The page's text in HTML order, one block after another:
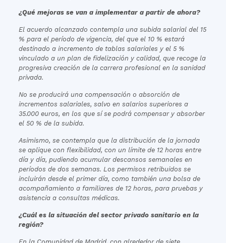
¿Qué mejoras se van a implementar a partir de ahora?
El acuerdo alcanzado contempla una subida salarial del 15
% para el período de vigencia, del que el 10 % estará
destinado a incremento de tablas salariales y el 5 %
vinculado a un plan de fidelización y calidad, que recoge la
progresiva creación de la carrera profesional en la sanidad
privada.
No se producirá una compensación o absorción de
incrementos salariales, salvo en salarios superiores a
35.000 euros, en los que sí se podrá compensar y absorber
el 50 % de la subida.
Asimismo, se contempla que la distribución de la jornada
se aplique con flexibilidad, con un límite de 12 horas entre
día y día, pudiendo acumular descansos semanales en
períodos de dos semanas. Los permisos retribuidos se
incluirán desde el primer día, como también una bolsa de
acompañamiento a familiares de 12 horas, para pruebas y
asistencia a consultas médicas.
¿Cuál es la situación del sector privado sanitario en la
región?